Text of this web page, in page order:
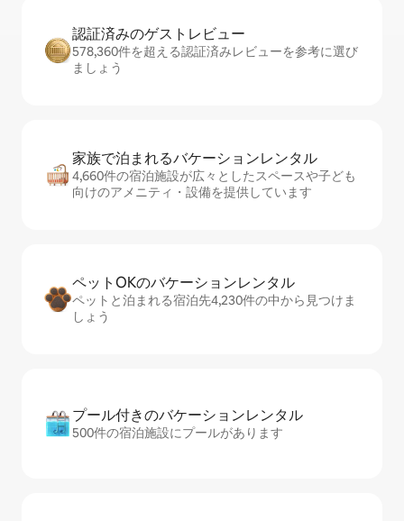
認証済みのゲ⁠ス⁠ト⁠レ⁠ビ⁠ュ⁠ー
578,360件を超える認証済みレビューを参考に選び
ましょう
家族で泊まれるバ⁠ケ⁠ー⁠シ⁠ョ⁠ンレ⁠ン⁠タ⁠ル
4,660件の宿泊施設が広々としたスペースや子ども
向けのアメニティ・設備を提供しています
ペットOKのバ⁠ケ⁠ー⁠シ⁠ョ⁠ンレ⁠ン⁠タ⁠ル
ペットと泊まれる宿泊先4,230件の中から見つけま
しょう
プール付きのバ⁠ケ⁠ー⁠シ⁠ョ⁠ンレ⁠ン⁠タ⁠ル
500件の宿泊施設にプールがあります